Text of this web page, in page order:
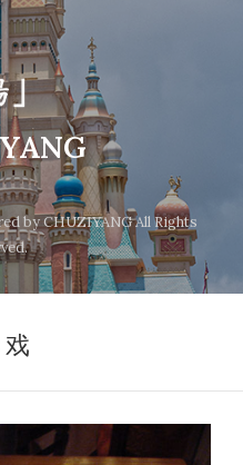
by CHUZIYANG All Rights
戏